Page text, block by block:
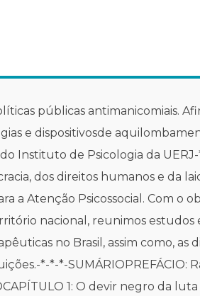
públicas antimanicomiais.
e dispositivosde
Instituto de Psicologia da
dos direitos humanos e da
a Atenção Psicossocial. Com o
nacional, reunimos
no Brasil, assim como,
*-*-*-SUMÁRIOPREFÁCIO:
1: O devir negro da